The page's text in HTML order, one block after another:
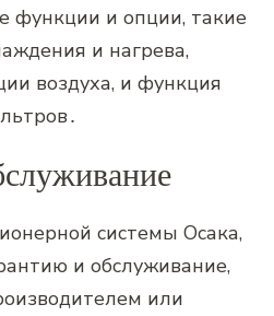
функции и опции‚ такие
и нагрева‚
воздуха‚ и функция
системы Осака‚
и обслуживание‚
или